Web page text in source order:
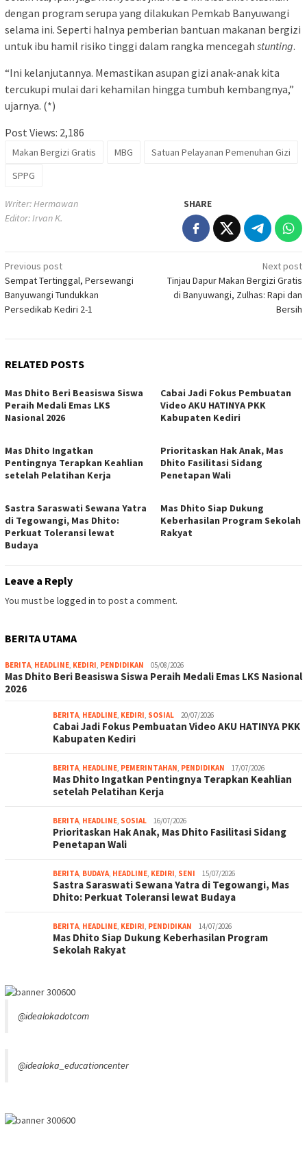
dengan program serupa yang dilakukan Pemkab Banyuwangi
selama ini. Seperti halnya pemberian bantuan makanan bergizi
untuk ibu hamil risiko tinggi dalam rangka mencegah stunting.
“Ini kelanjutannya. Memastikan asupan gizi anak-anak kita
tercukupi mulai dari kehamilan hingga tumbuh kembangnya,”
ujarnya. (*)
Post Views: 2,186
Makan Bergizi Gratis MBG
Satuan Pelayanan Pemenuhan Gizi
SPPG
Writer: Hermawan
Editor: Irvan K.
SHARE
Post
navigation
Previous post
Sempat Tertinggal, Persewangi
Banyuwangi Tundukkan
Persedikab Kediri 2-1
Next post
Tinjau Dapur Makan Bergizi Gratis
di Banyuwangi, Zulhas: Rapi dan
Bersih
RELATED POSTS
Mas Dhito Beri Beasiswa Siswa
Peraih Medali Emas LKS
Nasional 2026
Cabai Jadi Fokus Pembuatan
Video AKU HATINYA PKK
Kabupaten Kediri
Mas Dhito Ingatkan
Pentingnya Terapkan Keahlian
setelah Pelatihan Kerja
Prioritaskan Hak Anak, Mas
Dhito Fasilitasi Sidang
Penetapan Wali
Sastra Saraswati Sewana Yatra
di Tegowangi, Mas Dhito:
Perkuat Toleransi lewat
Budaya
Mas Dhito Siap Dukung
Keberhasilan Program Sekolah
Rakyat
Leave a Reply
You must be logged in to post a comment.
BERITA UTAMA
BERITA, HEADLINE, KEDIRI, PENDIDIKAN 05/08/2026
Mas Dhito Beri Beasiswa Siswa Peraih Medali Emas LKS Nasional
2026
BERITA, HEADLINE, KEDIRI, SOSIAL 20/07/2026
Cabai Jadi Fokus Pembuatan Video AKU HATINYA PKK
Kabupaten Kediri
BERITA, HEADLINE, PEMERINTAHAN, PENDIDIKAN 17/07/2026
Mas Dhito Ingatkan Pentingnya Terapkan Keahlian
setelah Pelatihan Kerja
BERITA, HEADLINE, SOSIAL 16/07/2026
Prioritaskan Hak Anak, Mas Dhito Fasilitasi Sidang
Penetapan Wali
BERITA, BUDAYA, HEADLINE, KEDIRI, SENI 15/07/2026
Sastra Saraswati Sewana Yatra di Tegowangi, Mas
Dhito: Perkuat Toleransi lewat Budaya
BERITA, HEADLINE, KEDIRI, PENDIDIKAN 14/07/2026
Mas Dhito Siap Dukung Keberhasilan Program
Sekolah Rakyat
@idealokadotcom
@idealoka_educationcenter